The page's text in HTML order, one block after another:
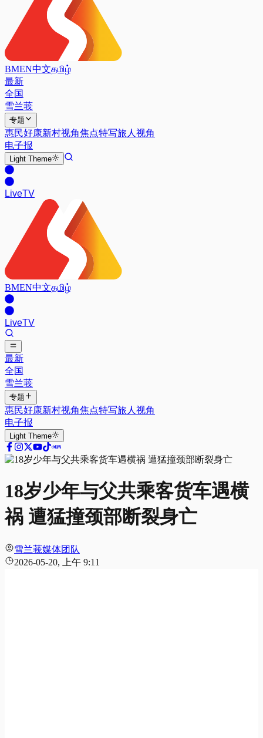
BMEN中文தமிழ்
最新
全国
雪兰莪
专题
惠民好康新村视角焦点特写旅人视角
电子报
Light Theme
LiveTV
BMEN中文தமிழ்
LiveTV
最新
全国
雪兰莪
专题
惠民好康新村视角焦点特写旅人视角
电子报
Light Theme
18岁少年与父共乘客货车遇横
祸 遭猛撞颈部断裂身亡
雪兰莪媒体团队
2026-05-20, 上午 9:11